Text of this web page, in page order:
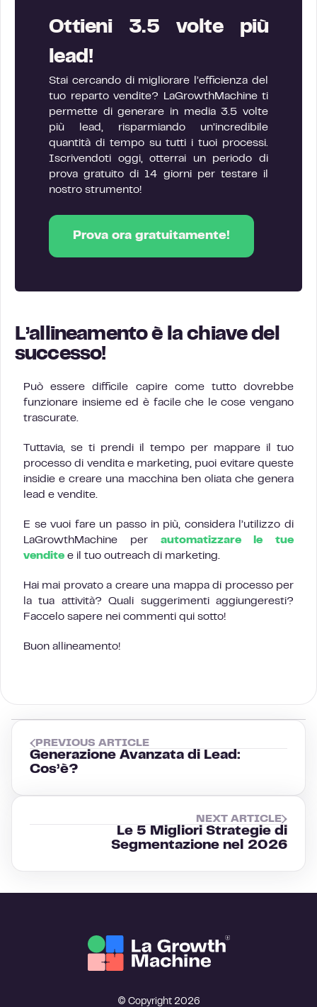
Ottieni 3.5 volte più
lead!
Stai cercando di migliorare l’efficienza del
tuo reparto vendite? LaGrowthMachine ti
permette di generare in media 3.5 volte
più lead, risparmiando un’incredibile
quantità di tempo su tutti i tuoi processi.
Iscrivendoti oggi, otterrai un periodo di
prova gratuito di 14 giorni per testare il
nostro strumento!
Prova ora gratuitamente!
L’allineamento è la chiave del
successo!
Può essere difficile capire come tutto dovrebbe
funzionare insieme ed è facile che le cose vengano
trascurate.
Tuttavia, se ti prendi il tempo per mappare il tuo
processo di vendita e marketing, puoi evitare queste
insidie e creare una macchina ben oliata che genera
lead e vendite.
E se vuoi fare un passo in più, considera l’utilizzo di
LaGrowthMachine per automatizzare le tue
vendite e il tuo outreach di marketing.
Hai mai provato a creare una mappa di processo per
la tua attività? Quali suggerimenti aggiungeresti?
Faccelo sapere nei commenti qui sotto!
Buon allineamento!
PREVIOUS ARTICLE
Generazione Avanzata di Lead:
Cos’è?
NEXT ARTICLE
Le 5 Migliori Strategie di
Segmentazione nel 2026
© Copyright 2026